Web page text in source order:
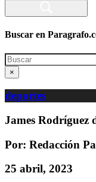
Buscar en
Search
×
deportes
James Rodríguez
Por: Redacción
25 abril, 2023